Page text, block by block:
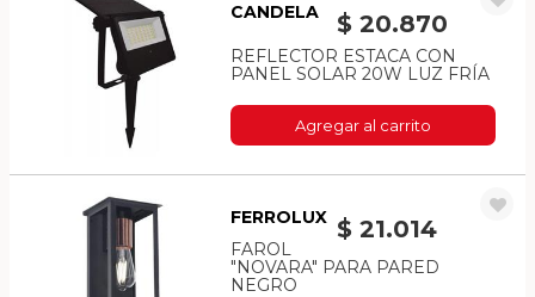
$ 20.870
CANDELA
REFLECTOR ESTACA CON
PANEL SOLAR 20W LUZ FRÍA
Agregar al carrito
$ 21.014
FERROLUX
FAROL
"NOVARA" PARA PARED
NEGRO